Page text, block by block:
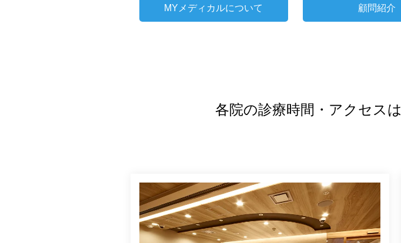
MYメディカルについて 顧問紹介
各院の診療時間・アクセスは